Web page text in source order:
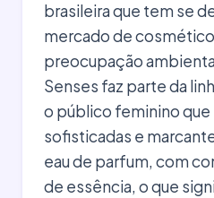
brasileira que tem se
mercado de
preocupação
Senses faz parte da
o público feminino que
sofisticadas e
eau de parfum, com
de essência, o que